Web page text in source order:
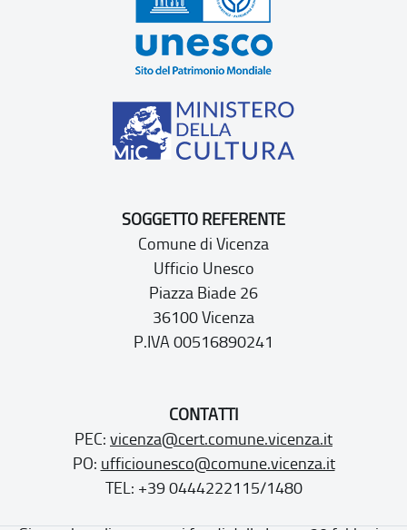
SOGGETTO REFERENTE
Comune di Vicenza
Ufficio Unesco
Piazza Biade 26
36100 Vicenza
P.IVA 00516890241
CONTATTI
PEC: vicenza@cert.comune.vicenza.it
PO: ufficiounesco@comune.vicenza.it
TEL: +39 0444222115/1480